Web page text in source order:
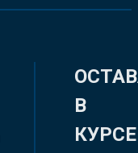
В
КУРСЕ